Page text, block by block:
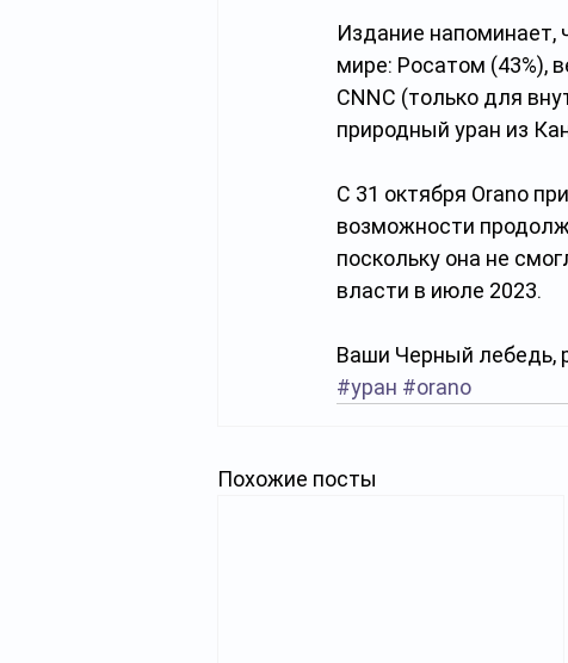
Издание напоминает,
мире: Росатом (43%),
CNNC (только для
природный уран из
С 31 октября Orano
возможности
поскольку она не
власти в июле 2023.
Ваши Черный лебедь,
#уран #orano
Похожие посты